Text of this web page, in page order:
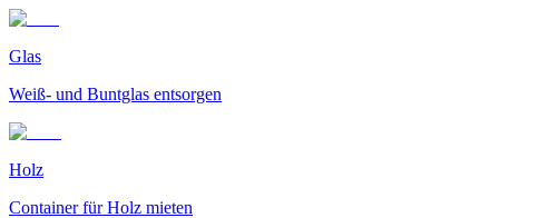
Glas
Weiß- und Buntglas entsorgen
Holz
Container für Holz mieten